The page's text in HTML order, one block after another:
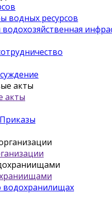
водных ресурсов
акты
водохранилищах